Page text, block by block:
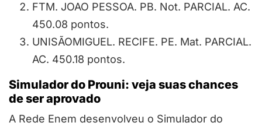
FTM. JOAO PESSOA. PB. Not. PARCIAL. AC.
450.08 pontos.
UNISÃOMIGUEL. RECIFE. PE. Mat. PARCIAL.
AC. 450.18 pontos.
Simulador do Prouni: veja suas chances
de ser aprovado
A Rede Enem desenvolveu o Simulador do